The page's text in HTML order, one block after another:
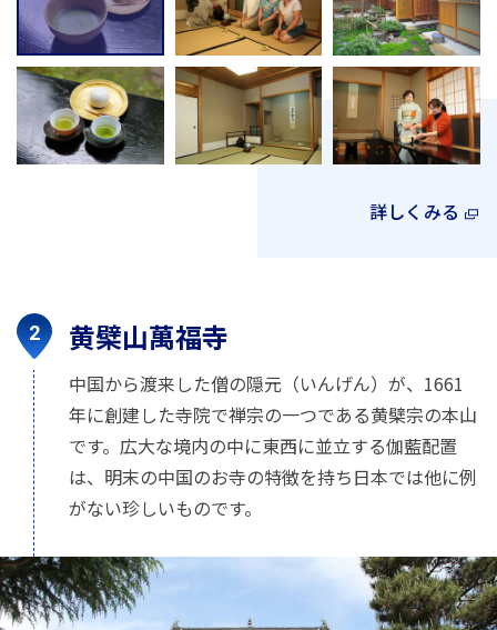
詳しくみる
黄檗山萬福寺
中国から渡来した僧の隠元（いんげん）が、1661
年に創建した寺院で禅宗の一つである黄檗宗の本山
です。広大な境内の中に東西に並立する伽藍配置
は、明末の中国のお寺の特徴を持ち日本では他に例
がない珍しいものです。